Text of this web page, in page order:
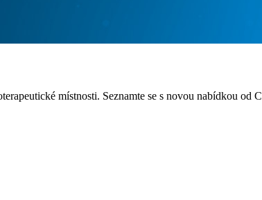
místnosti. Seznamte se s novou nabídkou od